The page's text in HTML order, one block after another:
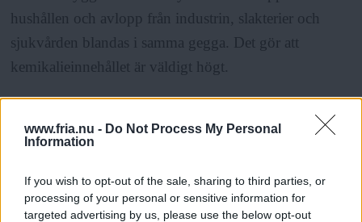
www.fria.nu - Do Not Process My Personal
Information
If you wish to opt-out of the sale, sharing to third parties, or
processing of your personal or sensitive information for
targeted advertising by us, please use the below opt-out
hushållen och avlopp från industrin, slakterier och
sjukvården blandas i samma gegga. Det gör att
kemikalieinnehållet är väldigt högt.
avloppssystemen byggs om. Att endast det som spolas
skulle kräva en gigantisk omställning av
infrastrukturen.